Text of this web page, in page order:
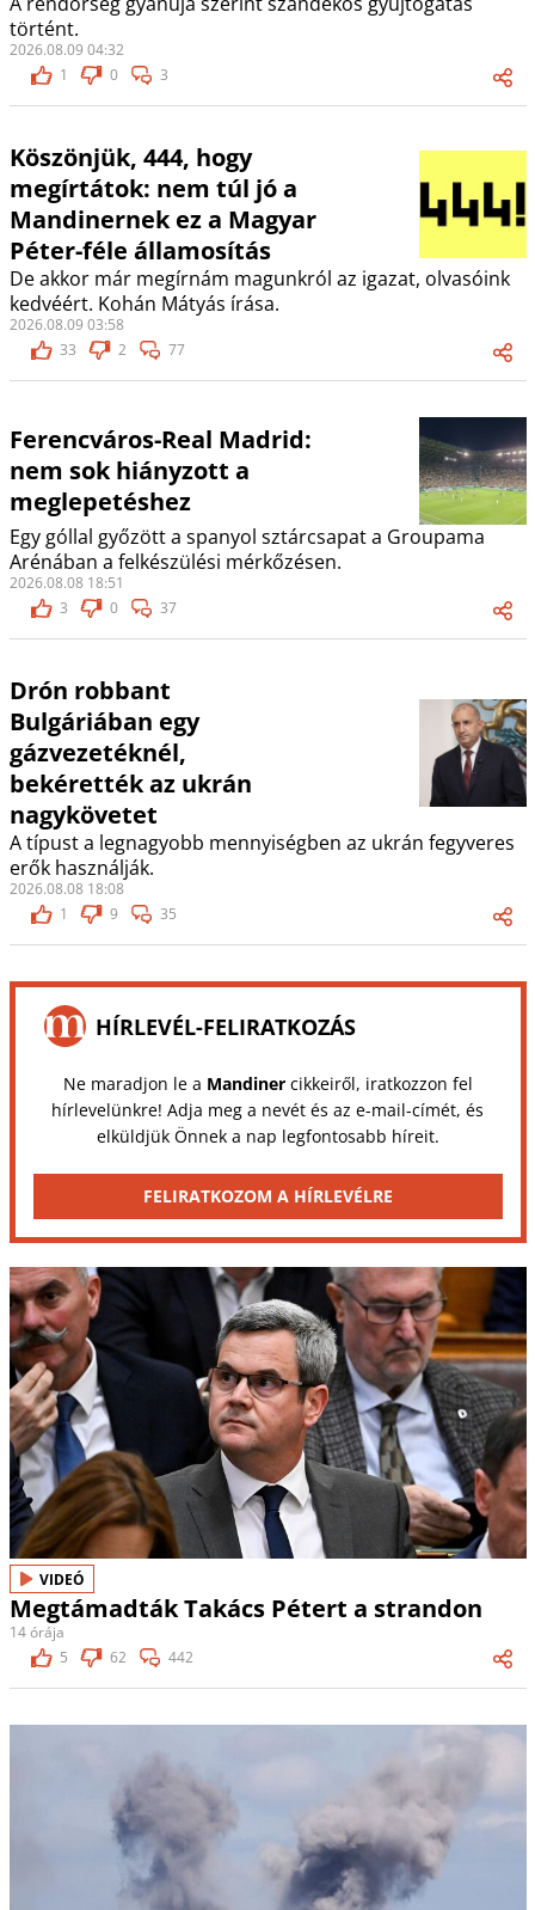
történt.
2026.08.09 04:32
1
0 3
Köszönjük, 444, hogy
megírtátok: nem túl jó a
Mandinernek ez a Magyar
Péter-féle államosítás
De akkor már megírnám magunkról az igazat, olvasóink
kedvéért. Kohán Mátyás írása.
2026.08.09 03:58
33
2 77
Ferencváros-Real Madrid:
nem sok hiányzott a
meglepetéshez
Egy góllal győzött a spanyol sztárcsapat a Groupama
Arénában a felkészülési mérkőzésen.
2026.08.08 18:51
3
0 37
Drón robbant
Bulgáriában egy
gázvezetéknél,
bekérették az ukrán
nagykövetet
A típust a legnagyobb mennyiségben az ukrán fegyveres
erők használják.
2026.08.08 18:08
1
9 35
HÍRLEVÉL-FELIRATKOZÁS
Ne maradjon le a Mandinercikkeiről, iratkozzon fel
hírlevelünkre! Adja meg a nevét és az e-mail-címét, és
elküldjük Önnek a nap legfontosabb híreit.
FELIRATKOZOM A HÍRLEVÉLRE
VIDEÓ
Megtámadták Takács Pétert a strandon
14 órája
5
62 442